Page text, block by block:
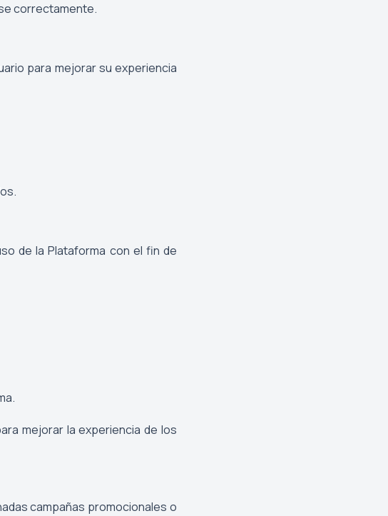
correctamente.
para mejorar su experiencia
de la Plataforma con el fin de
mejorar la experiencia de los
campañas promocionales o